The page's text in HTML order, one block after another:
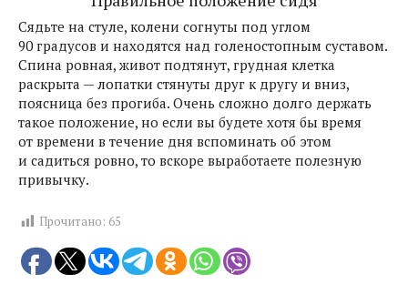
Сядьте на стуле, колени согнуты под углом
90 градусов и находятся над голеностопным суставом.
Спина ровная, живот подтянут, грудная клетка
раскрыта — лопатки стянуты друг к другу и вниз,
поясница без прогиба. Очень сложно долго держать
такое положение, но если вы будете хотя бы время
от времени в течение дня вспоминать об этом
и садиться ровно, то вскоре выработаете полезную
привычку.
Прочитано: 65